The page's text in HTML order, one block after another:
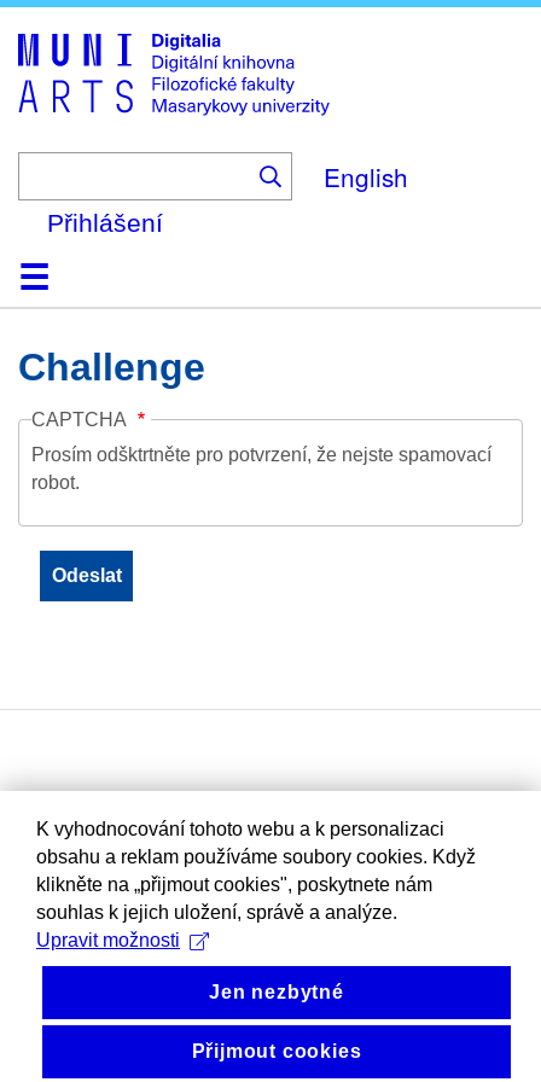
to
main
content
English
Přihlášení
DomůKolekce
Prohlížení
Vyhledávání
O platformě
Nápověda
KontaktDigitalia
Challenge
CAPTCHA
Prosím odšktrtněte pro potvrzení, že nejste spamovací
robot.
K vyhodnocování tohoto webu a k personalizaci
obsahu a reklam používáme soubory cookies. Když
klikněte na „přijmout cookies", poskytnete nám
souhlas k jejich uložení, správě a analýze.
Upravit možnosti
Jen nezbytné
Přijmout cookies